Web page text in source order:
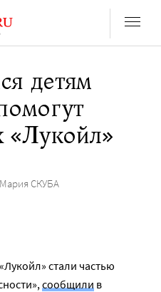
детям
«Лукойл»
Мария СКУБА
стали частью
сообщили в